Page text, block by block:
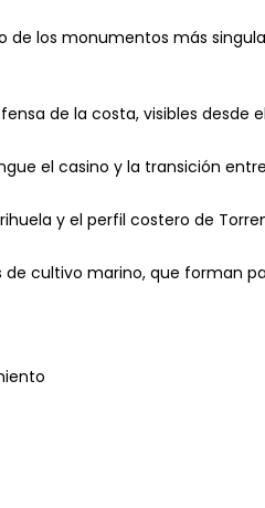
de los monumentos más
de la costa, visibles desde
el casino y la transición
y el perfil costero de
cultivo marino, que forman